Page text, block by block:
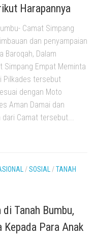
Harapannya
Camat Simpang
dan penyampaian
Baroqah, Dalam
Simpang Empat Meminta
Pilkades tersebut
dengan Moto
Aman Damai dan
Camat tersebut...
/SOSIAL /TANAH
Tanah Bumbu,
Para Anak